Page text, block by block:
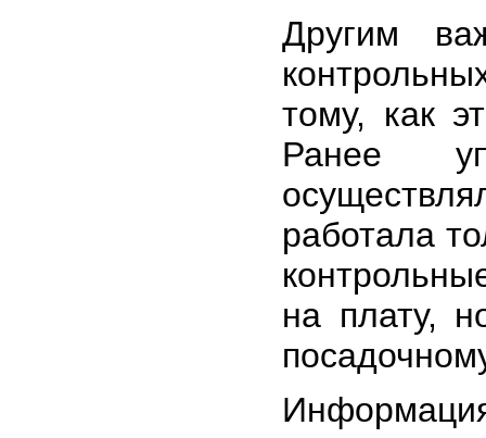
Другим
тому, как
Ранее
работала
на плату,